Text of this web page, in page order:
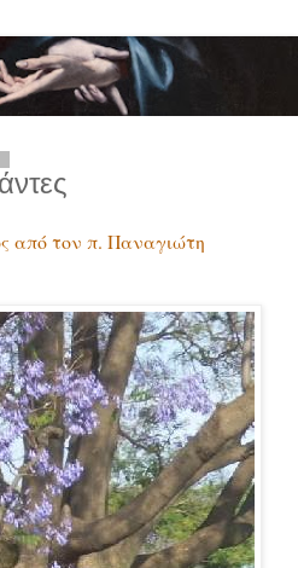
από τον π. Παναγιώτη